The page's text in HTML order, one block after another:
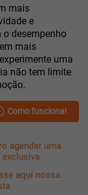
mais
e
desempenho
mais
uma
não tem limite
Como funciona!
agendaruma
exclusiva
aqui nossa